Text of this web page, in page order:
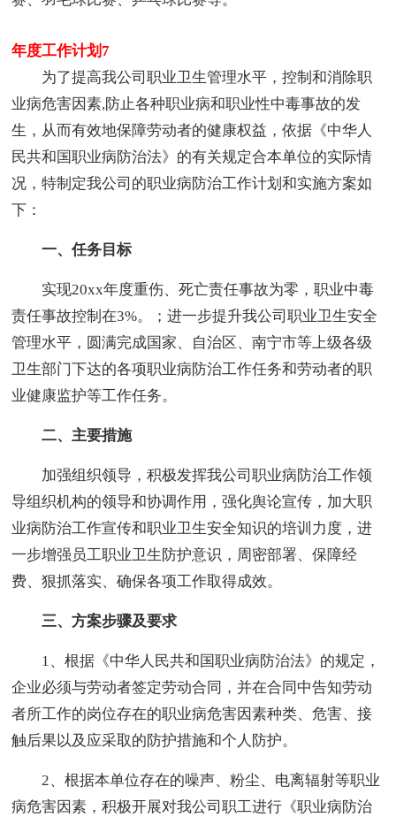
年度工作计划7
为了提高我公司职业卫生管理水平，控制和消除职
业病危害因素,防止各种职业病和职业性中毒事故的发
生，从而有效地保障劳动者的健康权益，依据《中华人
民共和国职业病防治法》的有关规定合本单位的实际情
况，特制定我公司的职业病防治工作计划和实施方案如
下：
一、任务目标
实现20xx年度重伤、死亡责任事故为零，职业中毒
责任事故控制在3%。；进一步提升我公司职业卫生安全
管理水平，圆满完成国家、自治区、南宁市等上级各级
卫生部门下达的各项职业病防治工作任务和劳动者的职
业健康监护等工作任务。
二、主要措施
加强组织领导，积极发挥我公司职业病防治工作领
导组织机构的领导和协调作用，强化舆论宣传，加大职
业病防治工作宣传和职业卫生安全知识的培训力度，进
一步增强员工职业卫生防护意识，周密部署、保障经
费、狠抓落实、确保各项工作取得成效。
三、方案步骤及要求
1、根据《中华人民共和国职业病防治法》的规定，
企业必须与劳动者签定劳动合同，并在合同中告知劳动
者所工作的岗位存在的职业病危害因素种类、危害、接
触后果以及应采取的防护措施和个人防护。
2、根据本单位存在的噪声、粉尘、电离辐射等职业
病危害因素，积极开展对我公司职工进行《职业病防治